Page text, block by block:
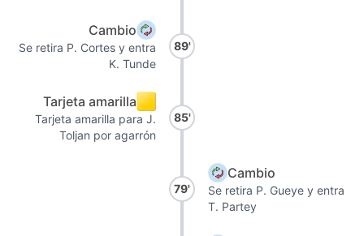
Cambio
Se retira P. Cortes y entra
K. Tunde
89'
Tarjeta amarilla
Tarjeta amarilla para J.
Toljan por agarrón
85'
79'
Cambio
Se retira P. Gueye y entra
T. Partey